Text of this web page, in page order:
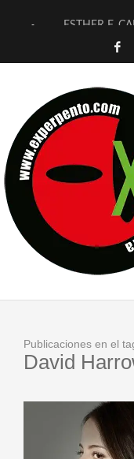
ESTHER F.
[TERRA
TIMBRE 4, LA
30 AÑOS (NO ES
MARSHALL
JOFRE
Publicaciones en el
David